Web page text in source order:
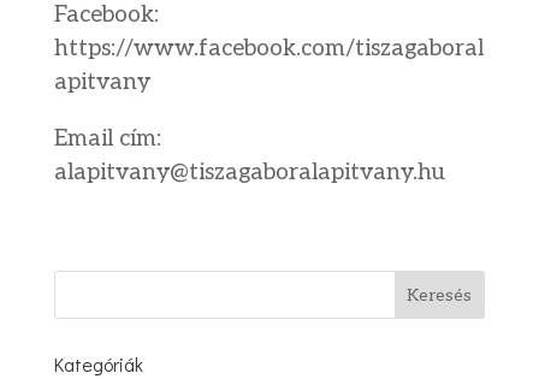
Facebook:
https://www.facebook.com/tiszagaboral
apitvany
Email cím:
alapitvany@tiszagaboralapitvany.hu
Kategóriák